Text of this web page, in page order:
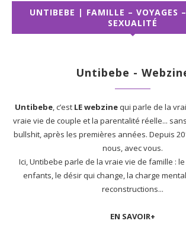
UNTIBEBE | FAMILLE – VOYAGES
SEXUALITÉ
Untibebe -
Untibebe, c’est LE webzinequi parle de la
vraie vie de couple et la parentalité réelle...
bullshit, après les premières années. Depuis
nous, avec vous.
Ici, Untibebe parle de la vraie vie de famille :
enfants, le désir qui change, la charge
reconstructions...
EN SAVOIR+